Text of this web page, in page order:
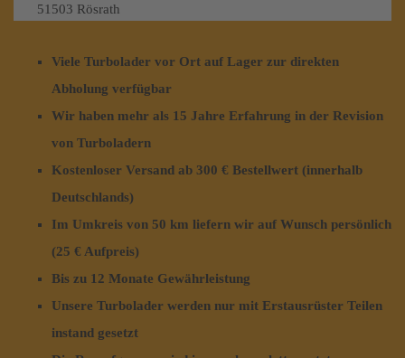
51503 Rösrath
Viele Turbolader vor Ort auf Lager zur direkten
Abholung verfügbar
Wir haben mehr als 15 Jahre Erfahrung in der Revision
von Turboladern
Kostenloser Versand ab 300 € Bestellwert (innerhalb
Deutschlands)
Im Umkreis von 50 km liefern wir auf Wunsch persönlich
(25 € Aufpreis)
Bis zu 12 Monate Gewährleistung
Unsere Turbolader werden nur mit Erstausrüster Teilen
instand gesetzt